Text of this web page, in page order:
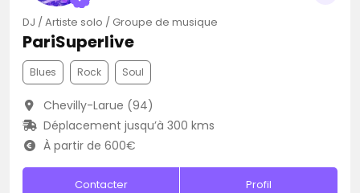
DJ / Artiste solo / Groupe de musique
PariSuperlive
Blues Rock Soul
Chevilly-Larue (94)
Déplacement jusqu’à 300 kms
À partir de 600€
Contacter Profil